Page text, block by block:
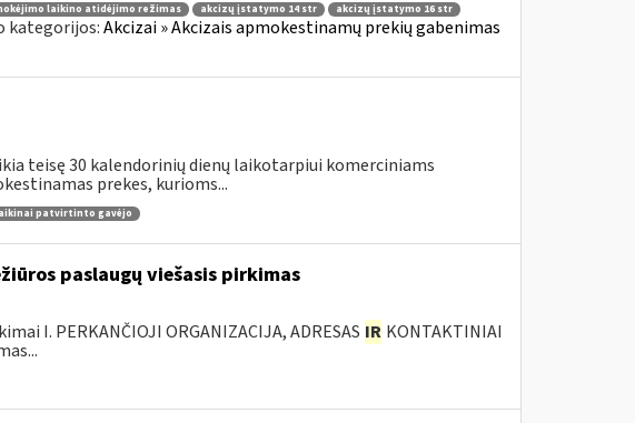
laikino atidėjimo režimas akcizų įstatymo 14 str
akcizų įstatymo 16 str
kategorijos:Akcizai » Akcizais apmokestinamų prekių gabenimas
teisę 30 kalendorinių dienų laikotarpiui komerciniams
prekes, kurioms...
patvirtinto gavėjo
paslaugų viešasis pirkimas
I. PERKANČIOJI ORGANIZACIJA, ADRESAS IR KONTAKTINIAI